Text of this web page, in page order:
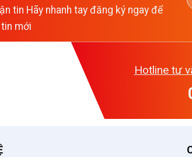
tin Hãy nhanh tay đăng ký ngay để
mới
Hotline tư